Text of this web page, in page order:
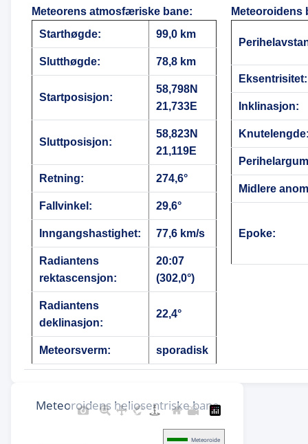
Meteorens atmosfæriske bane:
Starthøgde:
99,0 km
Slutthøgde: 78,8 km
Startposisjon:
58,798N
21,733E
Sluttposisjon:
58,823N
21,119E
Retning: 274,6°
Fallvinkel: 29,6°
Inngangshastighet: 77,6 km/s
Radiantens
rektascensjon:
20:07
(302,0°)
Radiantens
deklinasjon:
22,4°
Meteorsverm: sporadisk
Meteoroidens
Eksentrisitet:
Inklinasjon:
Midlere
Epoke: